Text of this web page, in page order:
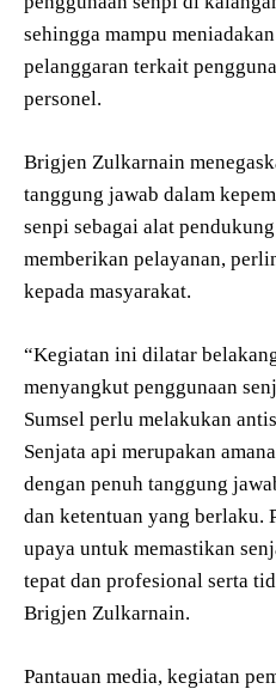
sehingga mampu
pelanggaran terkait
personel.
Brigjen Zulkarnain
tanggung jawab dalam
senpi sebagai alat
memberikan pelayanan,
kepada masyarakat.
“Kegiatan ini dilatar
menyangkut penggunaan
Sumsel perlu melakukan
Senjata api merupakan
dengan penuh tanggung
dan ketentuan yang berlaku.
upaya untuk memastikan
tepat dan profesional serta
Brigjen Zulkarnain.
Pantauan media, kegiatan